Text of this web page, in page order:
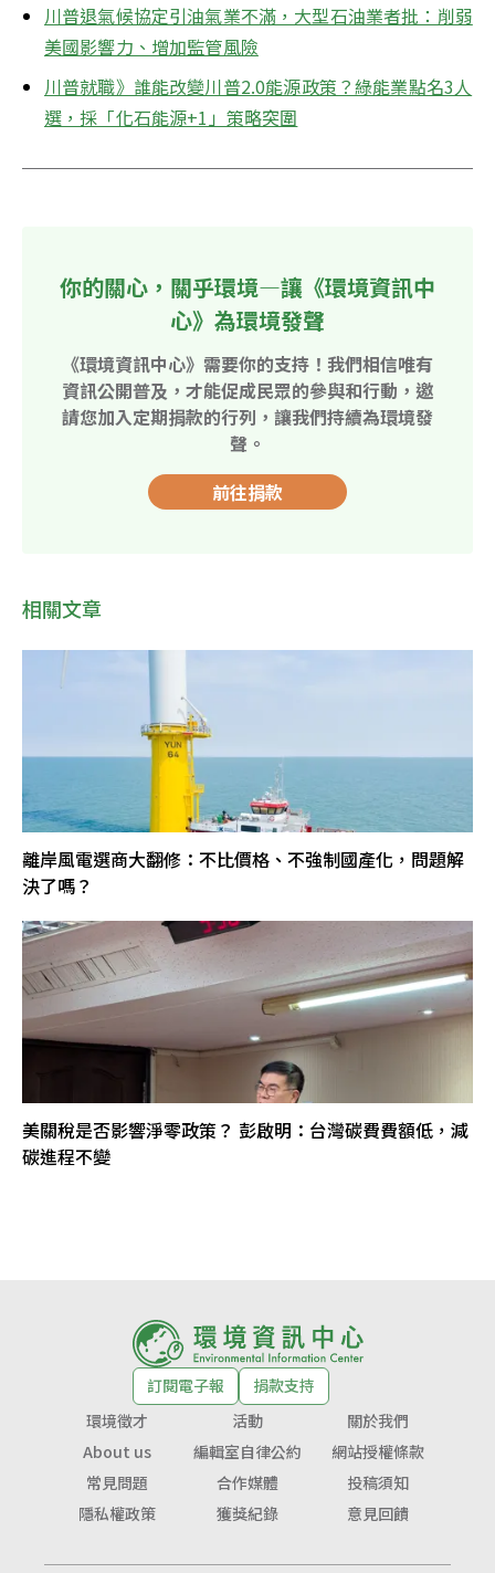
川普退氣候協定引油氣業不滿，大型石油業者批：削弱
美國影響力、增加監管風險
川普就職》誰能改變川普2.0能源政策？綠能業點名3人
選，採「化石能源+1」策略突圍
你的關心，關乎環境—讓《環境資訊中
心》為環境發聲
《環境資訊中心》需要你的支持！我們相信唯有
資訊公開普及，才能促成民眾的參與和行動，邀
請您加入定期捐款的行列，讓我們持續為環境發
聲。
前往捐款
相關文章
離岸風電選商大翻修：不比價格、不強制國產化，問題解
決了嗎？
美關稅是否影響淨零政策？ 彭啟明：台灣碳費費額低，減
碳進程不變
訂閱電子報
捐款支持
環境徵才
活動
關於我們
About us
編輯室自律公約
網站授權條款
常見問題
合作媒體
投稿須知
隱私權政策
獲獎紀錄 意見回饋